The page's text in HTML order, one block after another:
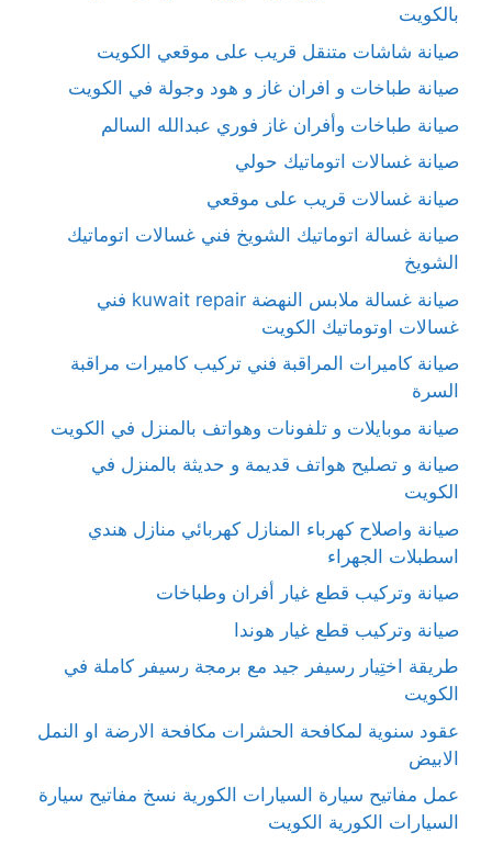
بالكويت
صيانة شاشات متنقل قريب على موقعي الكويت
صيانة طباخات و افران غاز و هود وجولة في الكويت
صيانة طباخات وأفران غاز فوري عبدالله السالم
صيانة غسالات اتوماتيك حولي
صيانة غسالات قريب على موقعي
صيانة غسالة اتوماتيك الشويخ فني غسالات اتوماتيك
الشويخ
صيانة غسالة ملابس النهضة kuwait repair فني
غسالات اوتوماتيك الكويت
صيانة كاميرات المراقبة فني تركيب كاميرات مراقبة
السرة
صيانة موبايلات و تلفونات وهواتف بالمنزل في الكويت
صيانة و تصليح هواتف قديمة و حديثة بالمنزل في
الكويت
صيانة واصلاح كهرباء المنازل كهربائي منازل هندي
اسطبلات الجهراء
صيانة وتركيب قطع غيار أفران وطباخات
صيانة وتركيب قطع غيار هوندا
طريقة اختِيار رسيفر جيد مع برمجة رسيفر كاملة في
الكويت
عقود سنوية لمكافحة الحشرات مكافحة الارضة او النمل
الابيض
عمل مفاتيح سيارة السيارات الكورية نسخ مفاتيح سيارة
السيارات الكورية الكويت